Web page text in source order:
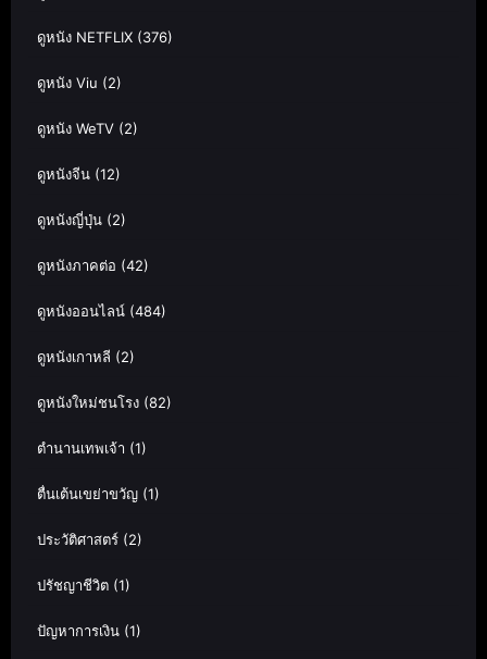
ดูหนัง NETFLIX (376)
ดูหนัง Viu (2)
ดูหนัง WeTV (2)
ดูหนังจีน (12)
ดูหนังญี่ปุ่น (2)
ดูหนังภาคต่อ (42)
ดูหนังออนไลน์ (484)
ดูหนังเกาหลี (2)
ดูหนังใหม่ชนโรง (82)
ตำนานเทพเจ้า (1)
ตื่นเต้นเขย่าขวัญ (1)
ประวัติศาสตร์ (2)
ปรัชญาชีวิต (1)
ปัญหาการเงิน (1)